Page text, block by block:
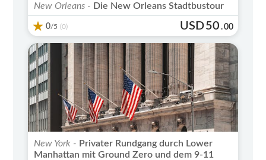
New Orleans - Die New Orleans Stadtbustour
0/5 (0) USD50 .00
New York - Privater Rundgang durch Lower
Manhattan mit Ground Zero und dem 9-11